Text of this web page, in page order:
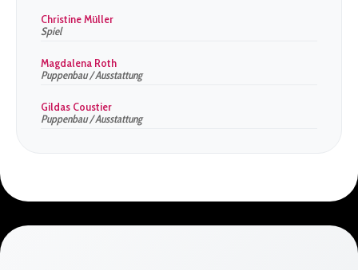
Christine Müller
Spiel
Magdalena Roth
Puppenbau / Ausstattung
Gildas Coustier
Puppenbau / Ausstattung